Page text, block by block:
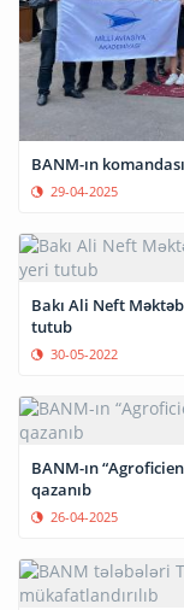
BANM-ın
29-04-2025
Bakı Ali Neft Məktəbinin 2 komandası
tutub
30-05-2022
BANM-ın
qazanıb
26-04-2025